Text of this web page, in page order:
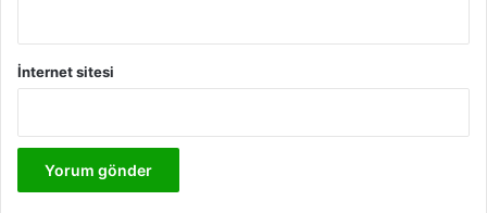
İnternet sitesi